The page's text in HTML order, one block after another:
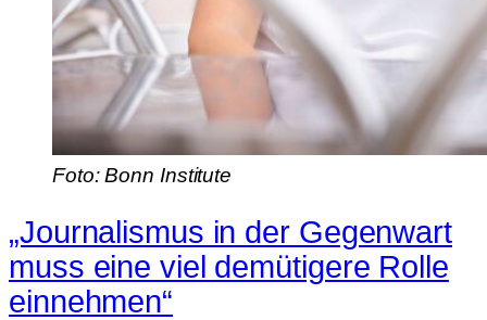
Foto: Bonn Institute
„Journalismus in der Gegenwart
muss eine viel demütigere Rolle
einnehmen“